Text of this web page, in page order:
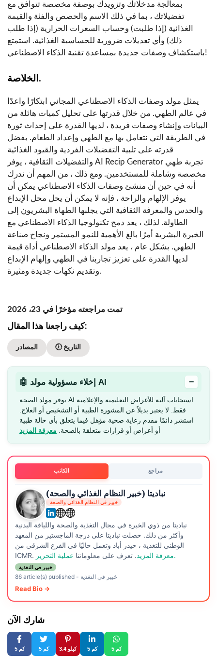
بمعالجة مدخلاتك وتزويدك بوصفة مخصصة تتوافق مع
تفضيلاتك ، بما في ذلك الاسم والحصص والفئة والقيمة
الغذائية (إذا طلبت) وحساب السعرات الحرارية (إذا طلب
ذلك) وأي تعديلات ضرورية للحساسية الغذائية. استمتع
باستكشاف وصفات جديدة بمساعدة تقنية الذكاء الاصطناعي!
الخلاصة.
يمثل مولد وصفات الذكاء الاصطناعي المجاني ابتكارًا واعدًا
في عالم الطهي. من خلال قدرتها على تحليل كميات هائلة من
البيانات وإنشاء وصفات فريدة ، لديها القدرة على إحداث ثورة
في الطريقة التي نتعامل بها مع الطهي وإعداد الطعام. بفضل
قدرته على تلبية التفضيلات الفردية والقيود الغذائية
والتفضيلات الثقافية ، يوفر AI Recip Generator تجربة طهي
مخصصة وشاملة للمستخدمين. ومع ذلك ، من المهم أن ندرك
أنه في حين أن منشئ وصفات الذكاء الاصطناعي يمكن أن
يوفر الإلهام والراحة ، فإنه لا يمكن أن يحل محل الإبداع
والحدس والمعرفة الثقافية التي يجلبها الطهاة البشريون إلى
الطاولة. لذلك ، يعد دمج تكنولوجيا الذكاء الاصطناعي مع
الخبرة البشرية أمرًا بالغ الأهمية للنمو المستمر ونجاح صناعة
الطهي. بشكل عام ، يعد مولد الذكاء الاصطناعي أداة قيمة
لديها القدرة على تعزيز تجاربنا في الطهي وإلهام الإبداع
وتقديم نكهات جديدة ومثيرة.
تمت مراجعته مؤخرًا في 23، 2026
كيف راجعنا هذا المقال:
المصادر 🕖 التاريخ
🤖 إخلاء مسؤولية مولد AI −
يوفر مولد الصحة AI استجابات آلية للأغراض التعليمية والإعلامية
فقط. لا يعتبر بديلاً عن المشورة الطبية أو التشخيص أو العلاج.
استشر دائمًا مقدم رعاية صحية مؤهل فيما يتعلق بأي حالة طبية
أو أعراض أو قرارات متعلقة بالصحة. معرفة المزيد
الكاتب مراجع
نباديتا (خبير النظام الغذائي والصحة)
خبير في النظام الغذائي والصحة
نباديتا من ذوي الخبرة في مجال التغذية والصحة واللياقة البدنية
وأكثر من ذلك. حصلت نباديتا على درجة الماجستير من المعهد
الوطني للتغذية ، حيدر أباد وتعمل حاليًا في الفرع الشرقي من
ICMR.
معرفة المزيد. تعرف على معلوماتنا عملية التحرير.
خبير في التغذية
86 article(s) published- خبير في التغذية
Read Bio →
شارك الآن
5 كم 5 كم 3.4 كيلو 5 كم 5 كم